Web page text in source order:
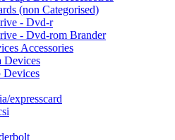
(non Categorised)
- Dvd-r
- Dvd-rom Brander
Accessories
Devices
Devices
expresscard